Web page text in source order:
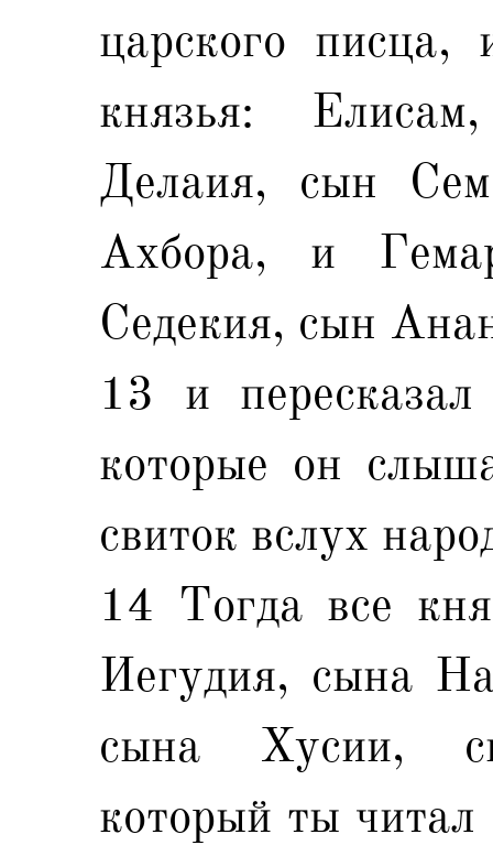
царского
князья:
Делаия, сын
Ахбора, и
Седекия, сын
13 и
которые он
свиток вслух
14 Тогда все
Иегудия, сына
сына Хусии,
который ты читал